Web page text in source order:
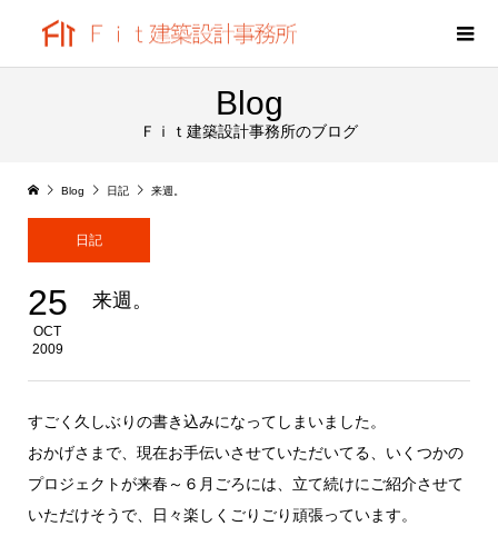
Blog
Ｆｉｔ建築設計事務所のブログ
Blog 日記 来週。
日記
25
OCT
2009
来週。
すごく久しぶりの書き込みになってしまいました。
おかげさまで、現在お手伝いさせていただいてる、いくつかの
プロジェクトが来春～６月ごろには、立て続けにご紹介させて
いただけそうで、日々楽しくごりごり頑張っています。